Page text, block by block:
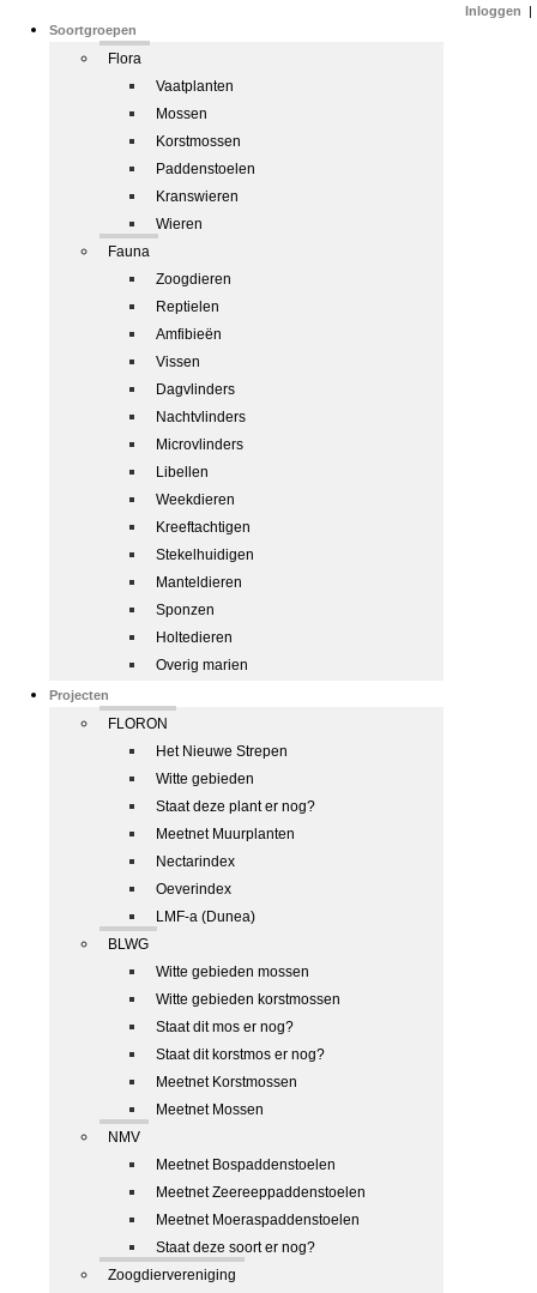
Soortgroepen
Flora
Vaatplanten
Mossen
Korstmossen
Paddenstoelen
Kranswieren
Wieren
Fauna
Zoogdieren
Reptielen
Amfibieën
Vissen
Dagvlinders
Nachtvlinders
Microvlinders
Libellen
Weekdieren
Kreeftachtigen
Stekelhuidigen
Manteldieren
Sponzen
Holtedieren
Overig marien
Projecten
FLORON
Het Nieuwe Strepen
Witte gebieden
Staat deze plant er nog?
Meetnet Muurplanten
Nectarindex
Oeverindex
LMF-a (Dunea)
BLWG
Witte gebieden mossen
Witte gebieden korstmossen
Staat dit mos er nog?
Staat dit korstmos er nog?
Meetnet Korstmossen
Meetnet Mossen
NMV
Meetnet Bospaddenstoelen
Meetnet Zeereeppaddenstoelen
Meetnet Moeraspaddenstoelen
Staat deze soort er nog?
Zoogdiervereniging
Inloggen |